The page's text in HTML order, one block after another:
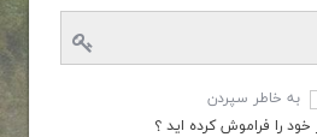
به خاطر سپردن
خود را فراموش کرده اید ؟